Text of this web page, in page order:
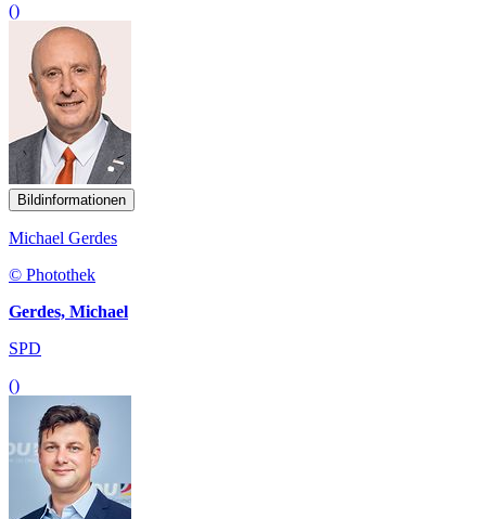
()
Bildinformationen
Michael Gerdes
© Photothek
Gerdes, Michael
SPD
()